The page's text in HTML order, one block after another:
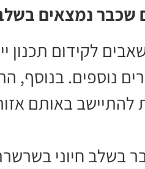
שכבר נמצאים
לקידום תכנון
נוספים. בנוסף,
להתיישב באותם
בשלב חיוני